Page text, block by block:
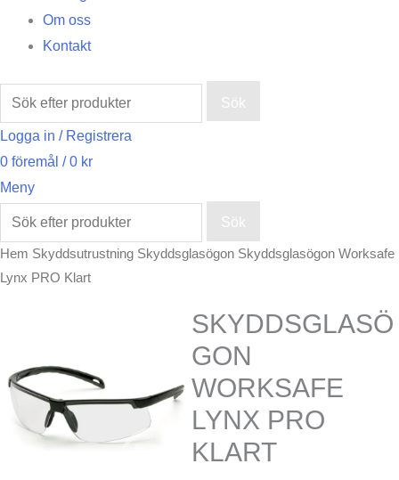
Om oss
Kontakt
Sök
Logga in / Registrera
0 föremål / 0 kr
Meny
Sök
Hem Skyddsutrustning Skyddsglasögon Skyddsglasögon Worksafe
Lynx PRO Klart
SKYDDSGLASÖ
GON
WORKSAFE
LYNX PRO
KLART